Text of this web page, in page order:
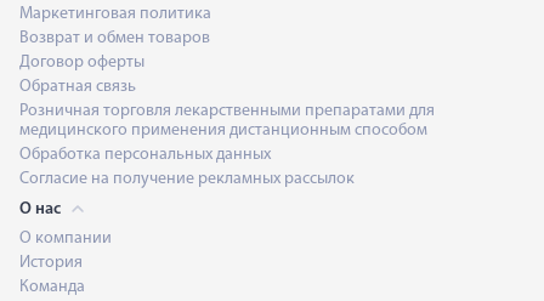
Маркетинговая политика
Возврат и обмен товаров
Договор оферты
Обратная связь
Розничная торговля лекарственными препаратами для
медицинского применения дистанционным способом
Обработка персональных данных
Согласие на получение рекламных рассылок
О нас
О компании
История
Команда